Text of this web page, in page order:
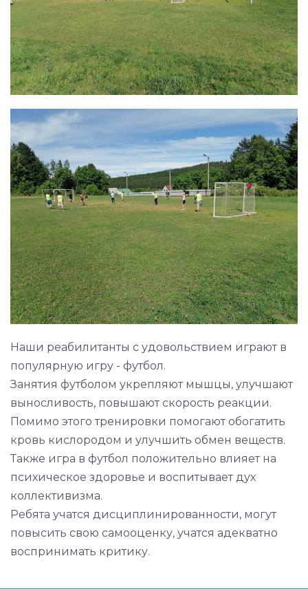
Наши реабилитанты с удовольствием играют в
популярную игру - футбол.
Занятия футболом укрепляют мышцы, улучшают
выносливость, повышают скорость реакции.
Помимо этого тренировки помогают обогатить
кровь кислородом и улучшить обмен веществ.
Также игра в футбол положительно влияет на
психическое здоровье и воспитывает дух
коллективизма.
Ребята учатся дисциплинированности, могут
повысить свою самооценку, учатся адекватно
воспринимать критику.